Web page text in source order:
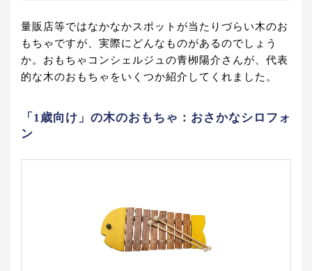
量販店等ではなかなかスポットが当たりづらい木のお
もちゃですが、実際にどんなものがあるのでしょう
か。おもちゃコンシェルジュの青栁陽介さんが、代表
的な木のおもちゃをいくつか紹介してくれました。
「1歳向け」の木のおもちゃ：おさかなシロフォ
ン